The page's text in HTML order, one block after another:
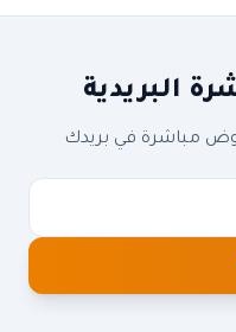
البريدية
مباشرة في بريدك